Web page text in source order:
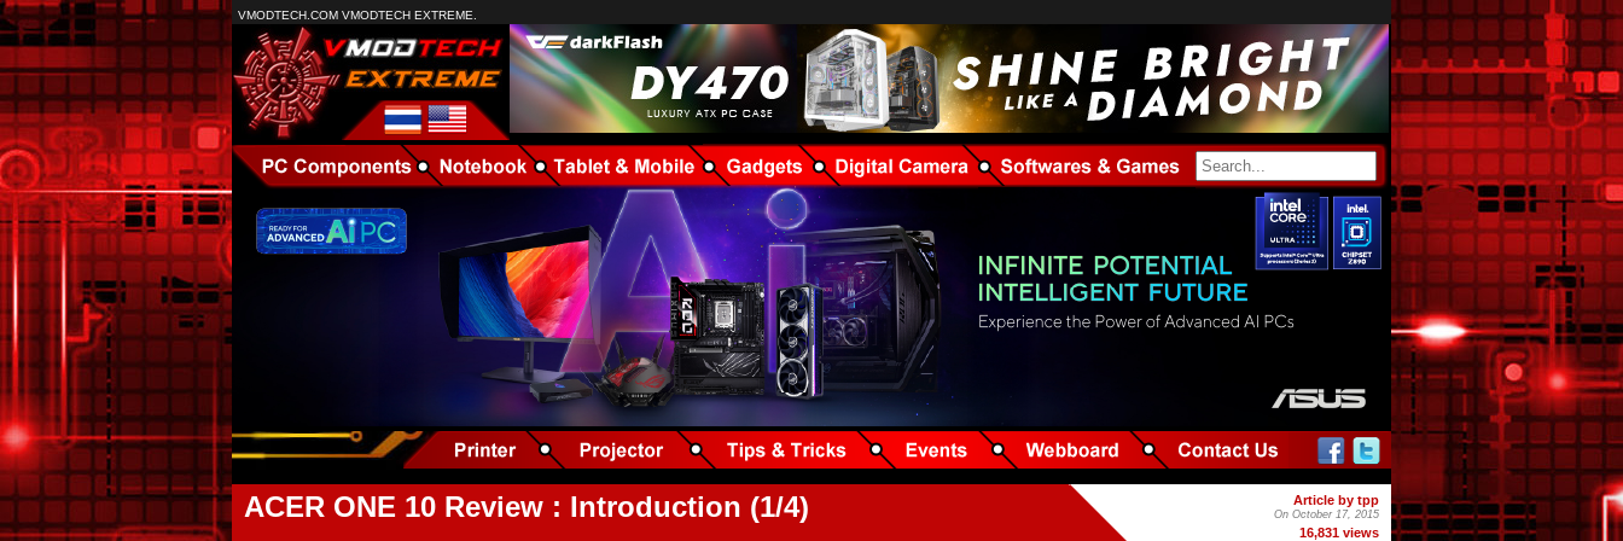
VMODTECH.COM VMODTECH EXTREME.
ACER ONE 10 Review : Introduction (1/4) Article by tpp
On October 17, 2015
16,831 views